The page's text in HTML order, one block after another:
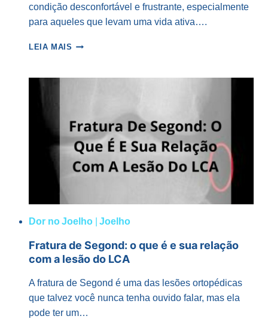
condição desconfortável e frustrante, especialmente
para aqueles que levam uma vida ativa….
LEIA MAIS INSTABILIDADE
JOELHO
DIAGNÓSTICO
E
TRATAMENTO
Dor no Joelho|Joelho
Fratura de Segond: o que é e sua relação
com a lesão do LCA
A fratura de Segond é uma das lesões ortopédicas
que talvez você nunca tenha ouvido falar, mas ela
pode ter um…